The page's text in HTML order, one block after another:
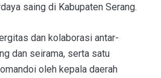
saing di Kabupaten Serang.
dan kolaborasi antar-
dan seirama, serta satu
oleh kepala daerah